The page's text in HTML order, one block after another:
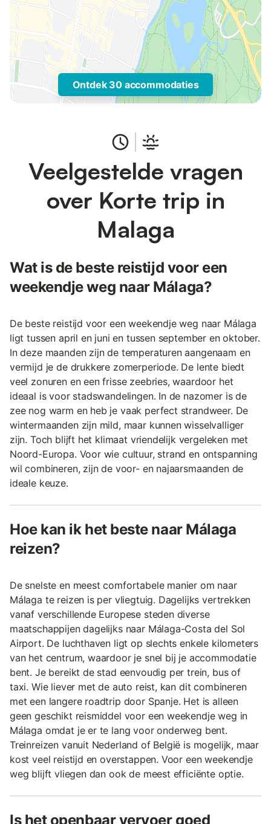
Ontdek 30 accommodaties
Veelgestelde vragen
over Korte trip in
Malaga
Wat is de beste reistijd voor een
weekendje weg naar Málaga?
De beste reistijd voor een weekendje weg naar Málaga
ligt tussen april en juni en tussen september en oktober.
In deze maanden zijn de temperaturen aangenaam en
vermijd je de drukkere zomerperiode. De lente biedt
veel zonuren en een frisse zeebries, waardoor het
ideaal is voor stadswandelingen. In de nazomer is de
zee nog warm en heb je vaak perfect strandweer. De
wintermaanden zijn mild, maar kunnen wisselvalliger
zijn. Toch blijft het klimaat vriendelijk vergeleken met
Noord-Europa. Voor wie cultuur, strand en ontspanning
wil combineren, zijn de voor- en najaarsmaanden de
ideale keuze.
Hoe kan ik het beste naar Málaga
reizen?
De snelste en meest comfortabele manier om naar
Málaga te reizen is per vliegtuig. Dagelijks vertrekken
vanaf verschillende Europese steden diverse
maatschappijen dagelijks naar Málaga-Costa del Sol
Airport. De luchthaven ligt op slechts enkele kilometers
van het centrum, waardoor je snel bij je accommodatie
bent. Je bereikt de stad eenvoudig per trein, bus of
taxi. Wie liever met de auto reist, kan dit combineren
met een langere roadtrip door Spanje. Het is alleen
geen geschikt reismiddel voor een weekendje weg in
Málaga omdat je er te lang voor onderweg bent.
Treinreizen vanuit Nederland of België is mogelijk, maar
kost veel reistijd en overstappen. Voor een weekendje
weg blijft vliegen dan ook de meest efficiënte optie.
Is het openbaar vervoer goed